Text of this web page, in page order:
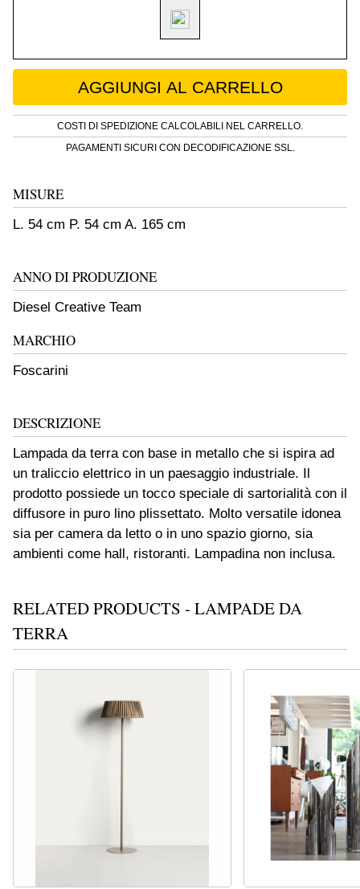
Lampada da terra Pylon in metallo e lino -
AGGIUNGI AL CARRELLO
COSTI DI SPEDIZIONE CALCOLABILI NEL CARRELLO.
PAGAMENTI SICURI CON DECODIFICAZIONE SSL.
MISURE
L. 54 cm P. 54 cm A. 165 cm
ANNO DI PRODUZIONE
Diesel Creative Team
MARCHIO
Foscarini
DESCRIZIONE
Lampada da terra con base in metallo che si ispira ad
un traliccio elettrico in un paesaggio industriale. Il
prodotto possiede un tocco speciale di sartorialità con il
diffusore in puro lino plissettato. Molto versatile idonea
sia per camera da letto o in uno spazio giorno, sia
ambienti come hall, ristoranti. Lampadina non inclusa.
RELATED PRODUCTS - LAMPADE DA
TERRA